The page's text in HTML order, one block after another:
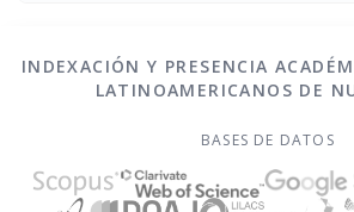
INDEXACIÓN Y PRESENCIA
LATINOAMERICANOS DE
BASES DE DATOS